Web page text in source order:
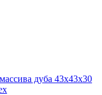
дуба 43х43х30